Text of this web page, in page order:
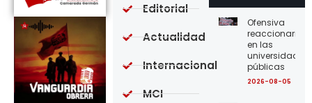
Ofensiva
reaccionaria
en las
universidades
públicas
2026-08-05
Editorial
Actualidad
Internacional
MCI